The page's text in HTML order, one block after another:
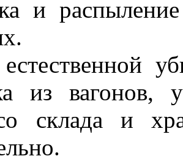
и
из вагонов,
склада и